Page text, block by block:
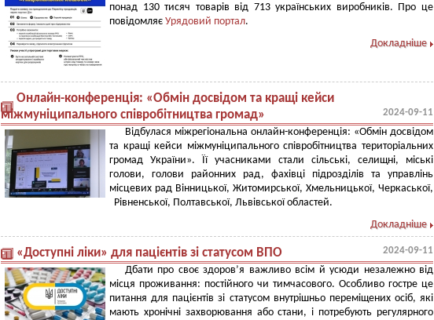
понад 130 тисяч товарів від 713 українських виробників. Про це
повідомляє Урядовий портал.
Докладніше
Онлайн-конференція: «Обмін досвідом та кращі кейси
міжмуніципального співробітництва громад»
2024-09-11
Відбулася міжрегіональна онлайн-конференція: «Обмін досвідом
та кращі кейси міжмуніципального співробітництва територіальних
громад України». Її учасниками стали сільські, селищні, міські
голови, голови районних рад, фахівці підрозділів та управлінь
місцевих рад Вінницької, Житомирської, Хмельницької, Черкаської,
Рівненської, Полтавської, Львівської областей.
Докладніше
«Доступні ліки» для пацієнтів зі статусом ВПО 2024-09-11
Дбати про своє здоров’я важливо всім й усюди незалежно від
місця проживання: постійного чи тимчасового. Особливо гостре це
питання для пацієнтів зі статусом внутрішньо переміщених осіб, які
мають хронічні захворювання або стани, і потребують регулярного